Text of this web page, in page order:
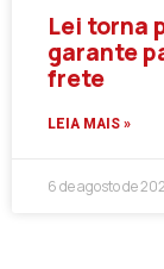
Lei torna
garante
frete
LEIA MAIS »
6 de agosto de